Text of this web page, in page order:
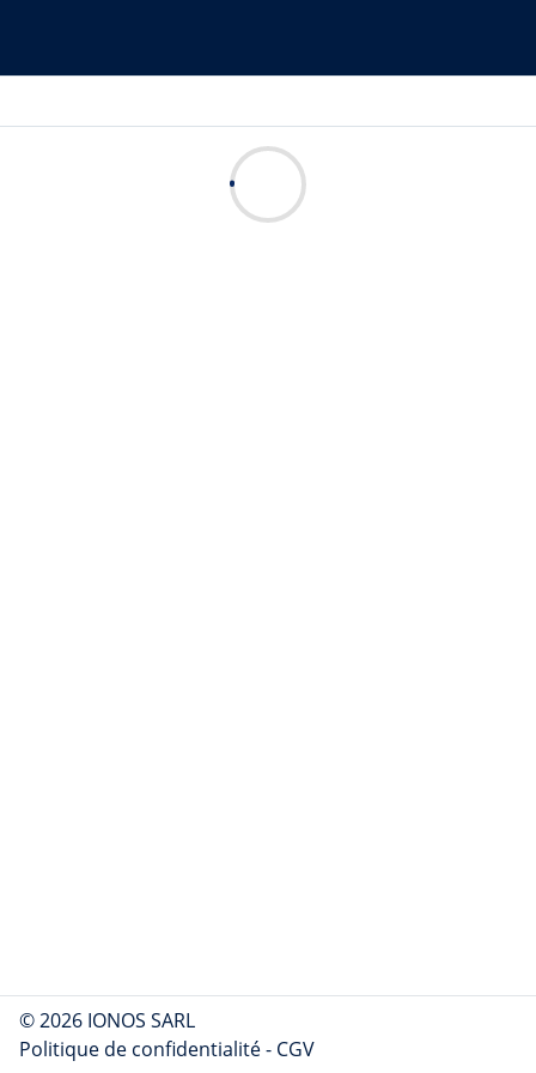
© 2026 IONOS SARL
Politique de confidentialité- CGV